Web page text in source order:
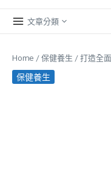
文章分類
Home /保健養生 /打造全
保健養生